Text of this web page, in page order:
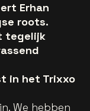
Erhan
roots.
tegelijk
in het Trixxo
We hebben